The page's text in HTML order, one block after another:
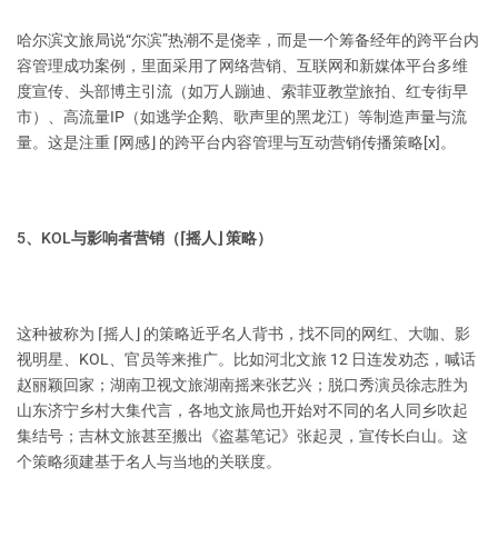
哈尔滨文旅局说“尔滨”热潮不是侥幸，而是一个筹备经年的跨平台内
容管理成功案例，里面采用了网络营销、互联网和新媒体平台多维
度宣传、头部博主引流（如万人蹦迪、索菲亚教堂旅拍、红专街早
市）、高流量IP（如逃学企鹅、歌声里的黑龙江）等制造声量与流
量。这是注重 ⌈网感⌋ 的跨平台内容管理与互动营销传播策略[x]。
5、KOL与影响者营销（⌈摇人⌋ 策略）
这种被称为 ⌈摇人⌋ 的策略近乎名人背书，找不同的网红、大咖、影
视明星、KOL、官员等来推广。比如河北文旅 12 日连发劝态，喊话
赵丽颖回家；湖南卫视文旅湖南摇来张艺兴；脱口秀演员徐志胜为
山东济宁乡村大集代言，各地文旅局也开始对不同的名人同乡吹起
集结号；吉林文旅甚至搬出《盗墓笔记》张起灵，宣传长白山。这
个策略须建基于名人与当地的关联度。